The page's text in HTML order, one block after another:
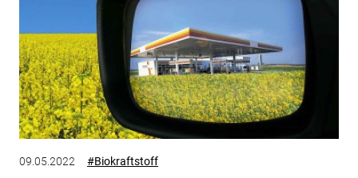
09.05.2022 #Biokraftstoff